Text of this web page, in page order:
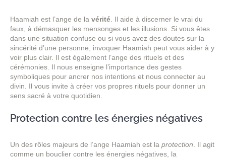
Haamiah est l’ange de la vérité . Il aide à discerner le vrai du
faux, à démasquer les mensonges et les illusions. Si vous êtes
dans une situation confuse ou si vous avez des doutes sur la
sincérité d’une personne, invoquer Haamiah peut vous aider à y
voir plus clair. Il est également l’ange des rituels et des
cérémonies. Il nous enseigne l’importance des gestes
symboliques pour ancrer nos intentions et nous connecter au
divin. Il vous invite à créer vos propres rituels pour donner un
sens sacré à votre quotidien.
Protection contre les énergies négatives
Un des rôles majeurs de l’ange Haamiah est la protection. Il agit
comme un bouclier contre les énergies négatives, la